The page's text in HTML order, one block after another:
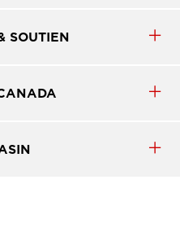
SOUTIEN